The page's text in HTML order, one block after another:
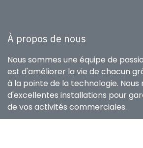
À propos de nous
Nous sommes une équipe de
est d'améliorer la vie de chacun
à la pointe de la technologie. Nous
d'excellentes installations pour
de vos activités commerciales.